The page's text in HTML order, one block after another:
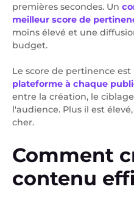
premières secondes. Un
meilleur score de
moins élevé et une
budget.
Le score de pertinence est
plateforme à chaque
entre la création, le
l'audience. Plus il est
cher.
Comment
contenu